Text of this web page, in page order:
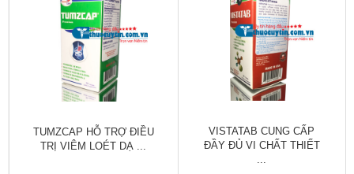
khuẩn
Tai,
Mũi,
Họng,
Hô
Chống
TUMZCAP HỖ TRỢ ĐIỀU
TRỊ VIÊM LOÉT DẠ ...
VISTATAB CUNG CẤP
ĐẦY ĐỦ VI CHẤT THIẾT